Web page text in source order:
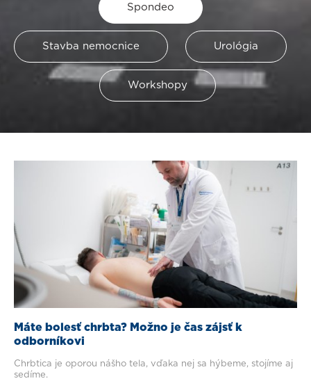
Spondeo
Stavba nemocnice Urológia
Workshopy
Máte bolesť chrbta? Možno je čas zájsť k
odborníkovi
Chrbtica je oporou nášho tela, vďaka nej sa hýbeme, stojíme aj
sedíme.